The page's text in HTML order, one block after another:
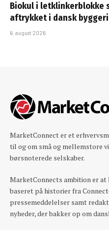
Biokul i letklinkerblokke
aftrykket i dansk byggeri
6. august 2026
MarketConnect er et
til og om små og mellemstore
børsnoterede selskaber.
MarketConnects ambition er
baseret på historier fra
pressemeddelelser samt
nyheder, der bakker op om